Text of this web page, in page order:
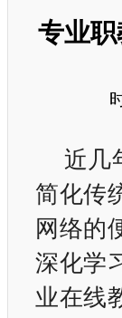
专业
近几
简化传
网络的
深化学
业在线